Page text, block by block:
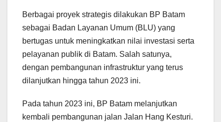
Berbagai proyek strategis dilakukan BP Batam
sebagai Badan Layanan Umum (BLU) yang
bertugas untuk meningkatkan nilai investasi serta
pelayanan publik di Batam. Salah satunya,
dengan pembangunan infrastruktur yang terus
dilanjutkan hingga tahun 2023 ini.
Pada tahun 2023 ini, BP Batam melanjutkan
kembali pembangunan jalan Jalan Hang Kesturi.